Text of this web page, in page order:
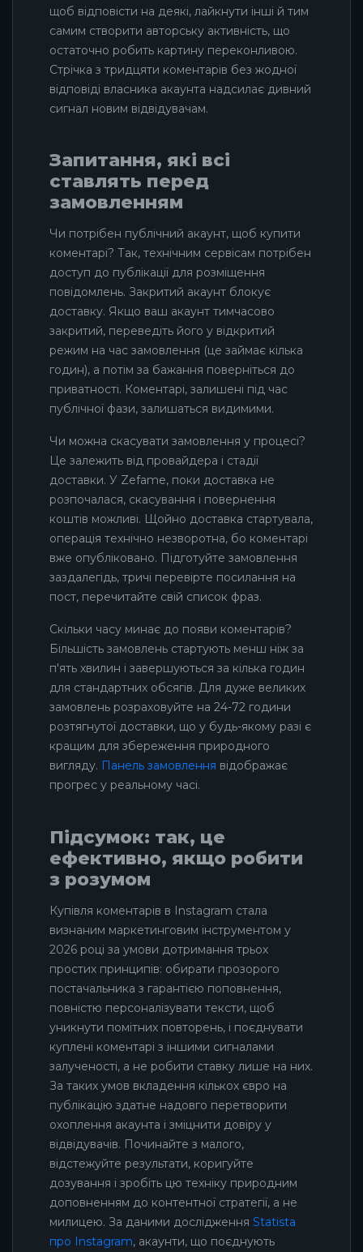
щоб відповісти на деякі, лайкнути інші й тим
самим створити авторську активність, що
остаточно робить картину переконливою.
Стрічка з тридцяти коментарів без жодної
відповіді власника акаунта надсилає дивний
сигнал новим відвідувачам.
Запитання, які всі
ставлять перед
замовленням
Чи потрібен публічний акаунт, щоб купити
коментарі? Так, технічним сервісам потрібен
доступ до публікації для розміщення
повідомлень. Закритий акаунт блокує
доставку. Якщо ваш акаунт тимчасово
закритий, переведіть його у відкритий
режим на час замовлення (це займає кілька
годин), а потім за бажання поверніться до
приватності. Коментарі, залишені під час
публічної фази, залишаться видимими.
Чи можна скасувати замовлення у процесі?
Це залежить від провайдера і стадії
доставки. У Zefame, поки доставка не
розпочалася, скасування і повернення
коштів можливі. Щойно доставка стартувала,
операція технічно незворотна, бо коментарі
вже опубліковано. Підготуйте замовлення
заздалегідь, тричі перевірте посилання на
пост, перечитайте свій список фраз.
Скільки часу минає до появи коментарів?
Більшість замовлень стартують менш ніж за
п'ять хвилин і завершуються за кілька годин
для стандартних обсягів. Для дуже великих
замовлень розраховуйте на 24-72 години
розтягнутої доставки, що у будь-якому разі є
кращим для збереження природного
вигляду. Панель замовлення відображає
прогрес у реальному часі.
Підсумок: так, це
ефективно, якщо робити
з розумом
Купівля коментарів в Instagram стала
визнаним маркетинговим інструментом у
2026 році за умови дотримання трьох
простих принципів: обирати прозорого
постачальника з гарантією поповнення,
повністю персоналізувати тексти, щоб
уникнути помітних повторень, і поєднувати
куплені коментарі з іншими сигналами
залученості, а не робити ставку лише на них.
За таких умов вкладення кількох євро на
публікацію здатне надовго перетворити
охоплення акаунта і зміцнити довіру у
відвідувачів. Починайте з малого,
відстежуйте результати, коригуйте
дозування і зробіть цю техніку природним
доповненням до контентної стратегії, а не
милицею. За даними дослідження Statista
про Instagram, акаунти, що поєднують